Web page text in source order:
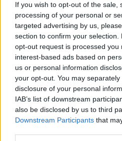
If you wish to opt-out of the sale,
processing of your personal or
targeted advertising by us,
section to confirm your
opt-out request is processed you
interest-based ads based on
us or personal information
your opt-out. You may
disclosure of your personal
IAB’s list of downstream
also be disclosed by us to third
Downstream Participants that
για το 2024